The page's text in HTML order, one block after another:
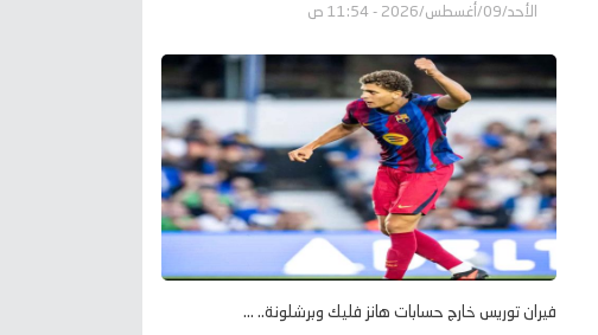
الأحد/09/أغسطس/2026 - 11:54 ص
فيران توريس خارج حسابات هانز فليك وبرشلونة.. ...